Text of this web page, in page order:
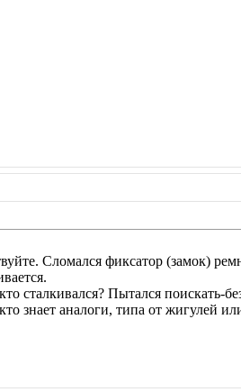
Сломался фиксатор (замок)
сталкивался? Пытался поискать-
знает аналоги, типа от жигулей